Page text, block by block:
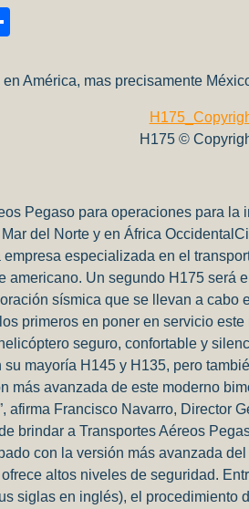
América, mas precisamente
H175 ©
Pegaso para operaciones para la
del Norte y en África
especializada en el
Un segundo H175
sísmica que se llevan a
primeros en poner en servicio
seguro, confortable y
mayoría H145 y H135, pero
avanzada de este moderno
Francisco Navarro, Director
brindar a Transportes Aéreos
con la versión más avanzada
altos niveles de seguridad.
siglas en inglés), el